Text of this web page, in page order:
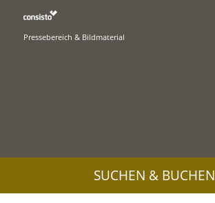
Pressebereich & Bildmaterial
SUCHEN & BUCHEN